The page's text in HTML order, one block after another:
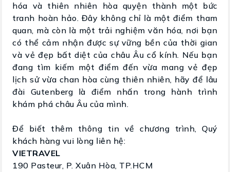
hóa và thiên nhiên hòa quyện thành một bức
tranh hoàn hảo. Đây không chỉ là một điểm tham
quan, mà còn là một trải nghiệm văn hóa, nơi bạn
có thể cảm nhận được sự vững bền của thời gian
và vẻ đẹp bất diệt của châu Âu cổ kính. Nếu bạn
đang tìm kiếm một điểm đến vừa mang vẻ đẹp
lịch sử vừa chan hòa cùng thiên nhiên, hãy để lâu
đài Gutenberg là điểm nhấn trong hành trình
khám phá châu Âu của mình.
Để biết thêm thông tin về chương trình, Quý
khách hàng vui lòng liên hệ:
VIETRAVEL
190 Pasteur, P. Xuân Hòa, TP.HCM